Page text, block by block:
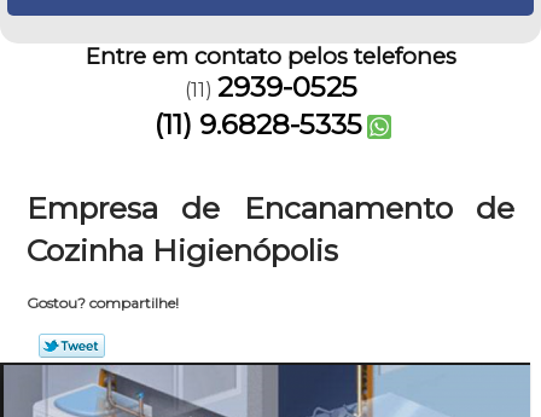
Entre em contato pelos telefones
(11) 2939-0525
(11) 9.6828-5335
Empresa de Encanamento de
Cozinha Higienópolis
Gostou? compartilhe!